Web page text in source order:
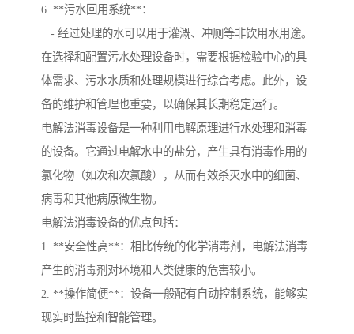
6. **污水回用系统**：
- 经过处理的水可以用于灌溉、冲厕等非饮用水用途。
在选择和配置污水处理设备时，需要根据检验中心的具
体需求、污水水质和处理规模进行综合考虑。此外，设
备的维护和管理也重要，以确保其长期稳定运行。
电解法消毒设备是一种利用电解原理进行水处理和消毒
的设备。它通过电解水中的盐分，产生具有消毒作用的
氯化物（如次和次氯酸），从而有效杀灭水中的细菌、
病毒和其他病原微生物。
电解法消毒设备的优点包括：
1. **安全性高**：相比传统的化学消毒剂，电解法消毒
产生的消毒剂对环境和人类健康的危害较小。
2. **操作简便**：设备一般配有自动控制系统，能够实
现实时监控和智能管理。